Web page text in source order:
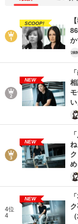
SCOOP!
NEW
NEW
4位
4
NEW